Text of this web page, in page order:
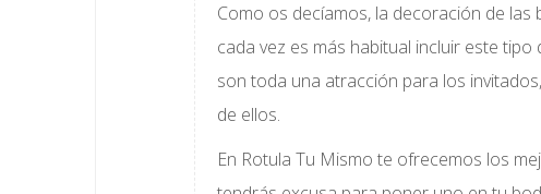
Como os decíamos, la decoración de
cada vez es más habitual incluir este
son toda una atracción para los
de ellos.
En Rotula Tu Mismo te ofrecemos los